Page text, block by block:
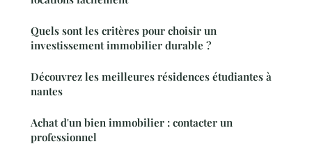
Quels sont les critères pour choisir un
investissement immobilier durable ?
Découvrez les meilleures résidences étudiantes à
nantes
Achat d'un bien immobilier : contacter un
professionnel